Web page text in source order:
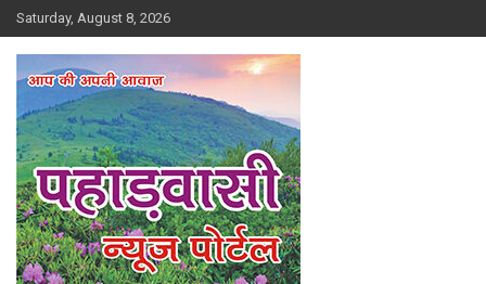
Skip
to
content
Saturday, August 8, 2026